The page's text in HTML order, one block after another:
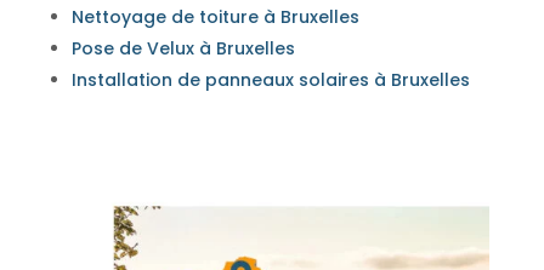
Nettoyage de toiture à Bruxelles
Pose de Velux à Bruxelles
Installation de panneaux solaires à Bruxelles